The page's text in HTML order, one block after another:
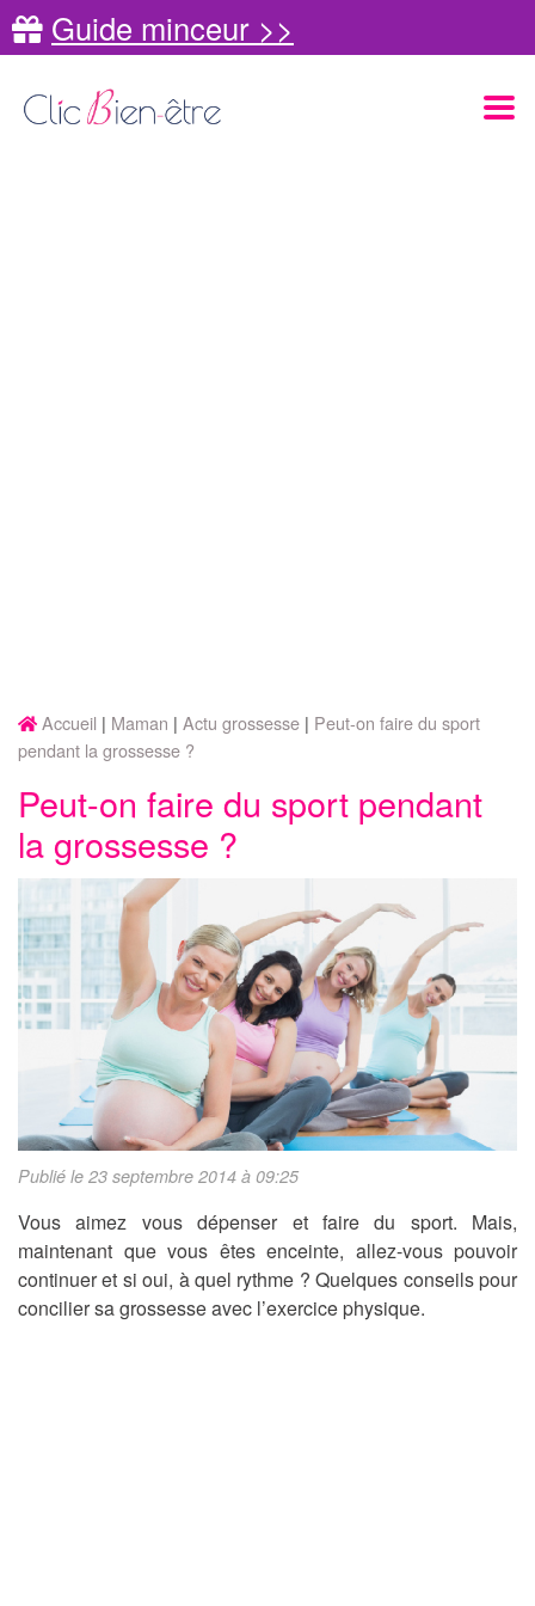
Guide minceur >>
Accueil Maman Actu grossesse
Peut-on faire du sport
pendant la grossesse ?
Peut-on faire du sport pendant
la grossesse ?
Publié le 23 septembre 2014 à 09:25
Vous aimez vous dépenser et faire du sport. Mais,
maintenant que vous êtes enceinte, allez-vous pouvoir
continuer et si oui, à quel rythme ? Quelques conseils pour
concilier sa grossesse avec l’exercice physique.